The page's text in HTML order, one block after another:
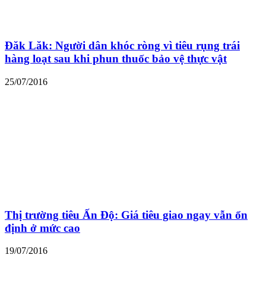
Đăk Lăk: Người dân khóc ròng vì tiêu rụng trái
hàng loạt sau khi phun thuốc bảo vệ thực vật
25/07/2016
Thị trường tiêu Ấn Độ: Giá tiêu giao ngay vẫn ổn
định ở mức cao
19/07/2016